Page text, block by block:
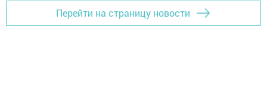
Перейти на страницу новости